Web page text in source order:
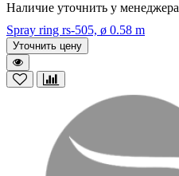
Наличие уточнить у менеджера
Spray ring rs-505, ø 0.58 m
Уточнить цену